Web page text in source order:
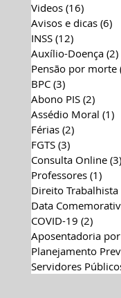
Videos (16)16 posts
Avisos e dicas (6)6
INSS (12)12 posts
Auxílio-Doença (2)
Pensão por morte
BPC (3)3 posts
Abono PIS (2)2
Assédio Moral (1)1
Férias (2)2 posts
FGTS (3)3 posts
Consulta Online (3)
Professores (1)1
Direito Trabalhista
Data
COVID-19 (2)2 posts
Aposentadoria
Planejamento
Servidores